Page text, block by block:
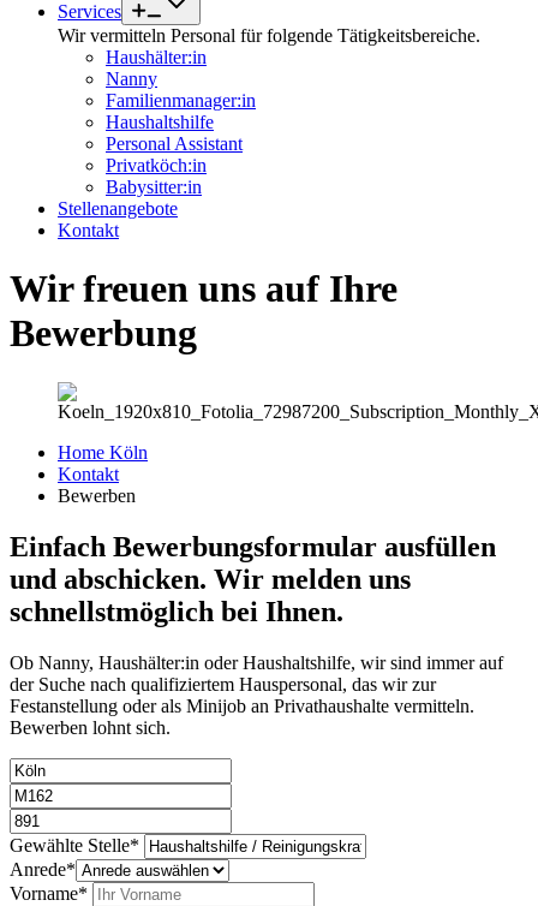
Services
Wir vermitteln Personal für folgende Tätigkeitsbereiche.
Haushälter:in
Nanny
Familienmanager:in
Haushaltshilfe
Personal Assistant
Privatköch:in
Babysitter:in
Stellenangebote
Kontakt
Wir freuen uns auf Ihre
Bewerbung
Home Köln
Kontakt
Bewerben
Einfach Bewerbungsformular ausfüllen
und abschicken. Wir melden uns
schnellstmöglich bei Ihnen.
Ob Nanny, Haushälter:in oder Haushaltshilfe, wir sind immer auf
der Suche nach qualifiziertem Hauspersonal, das wir zur
Festanstellung oder als Minijob an Privathaushalte vermitteln.
Bewerben lohnt sich.
Bitte nicht ausfüllen.
Gewählte Stelle*
Anrede*
Vorname*